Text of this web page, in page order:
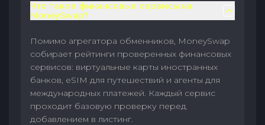
Что такое финансовые сервисы на
MoneySwap?
Помимо агрегатора обменников, MoneySwap
собирает рейтинги проверенных финансовых
сервисов: виртуальные карты иностранных
банков, eSIM для путешествий и агенты для
международных платежей. Каждый сервис
проходит базовую проверку перед
добавлением в листинг.